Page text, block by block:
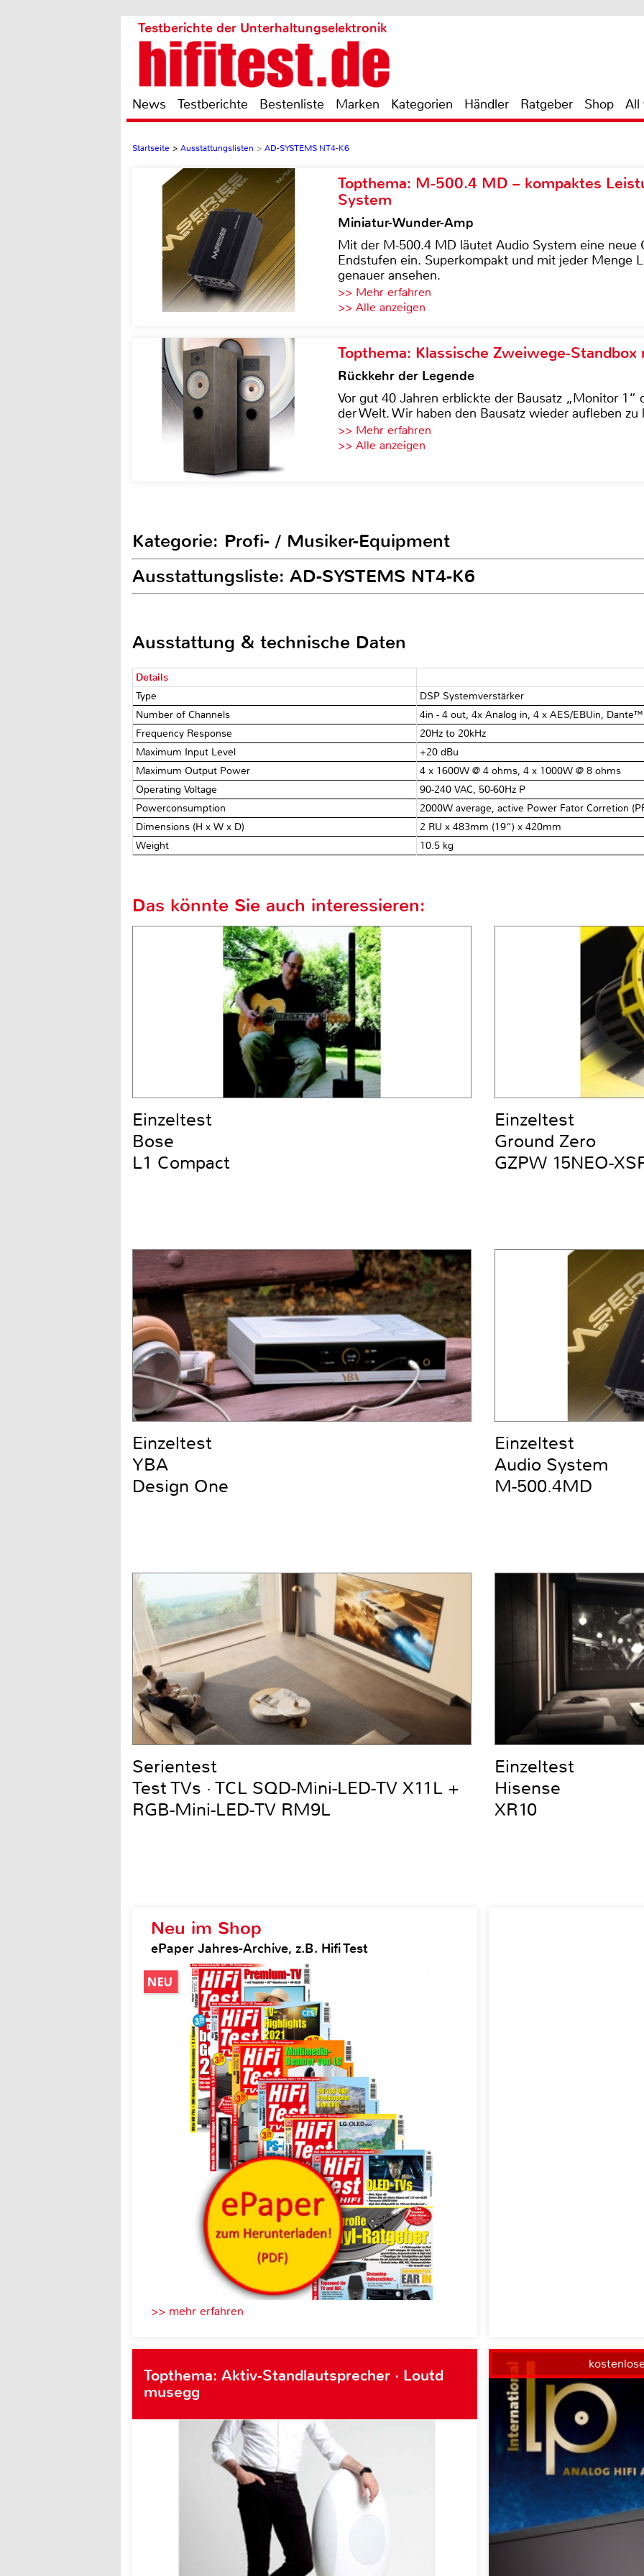
Testberichte der Unterhaltungselektronik
News Testberichte Bestenliste Marken Kategorien Händler Ratgeber Shop All
Startseite > Ausstattungslisten > AD-SYSTEMS NT4-K6
Topthema: M-500.4 MD – kompaktes
System
Miniatur-Wunder-Amp
Mit der M-500.4 MD läutet Audio System eine neue
Endstufen ein. Superkompakt und mit jeder Menge
genauer ansehen.
>> Mehr erfahren
>> Alle anzeigen
Topthema: Klassische Zweiwege-
Rückkehr der Legende
Vor gut 40 Jahren erblickte der Bausatz „Monitor 1“
der Welt. Wir haben den Bausatz wieder aufleben zu
>> Mehr erfahren
>> Alle anzeigen
Kategorie: Profi- / Musiker-Equipment
Ausstattungsliste: AD-SYSTEMS NT4-K6
Ausstattung & technische Daten
Details
Type
DSP Systemverstärker
Number of Channels
4in - 4 out, 4x Analog in, 4 x AES/EBUin, Dante™
Frequency Response
20Hz to 20kHz
Maximum Input Level
+20 dBu
Maximum Output Power
4 x 1600W @ 4 ohms, 4 x 1000W @ 8 ohms
Operating Voltage
90-240 VAC, 50-60Hz P
Powerconsumption
2000W average, active Power Fator Corretion
Dimensions (H x W x D)
2 RU x 483mm (19“) x 420mm
Weight
10.5 kg
Neu im Shop
ePaper Jahres-Archive, z.B. Hifi Test
>> mehr erfahren
Topthema: Aktiv-Standlautsprecher · Loutd
musegg
Das könnte Sie auch interessieren:
Einzeltest
Bose
L1 Compact
Einzeltest
Ground Zero
GZPW 15NEO-
Einzeltest
YBA
Design One
Einzeltest
Audio System
M-500.4MD
Serientest
Test TVs · TCL SQD-Mini-LED-TV X11L +
RGB-Mini-LED-TV RM9L
Einzeltest
Hisense
XR10